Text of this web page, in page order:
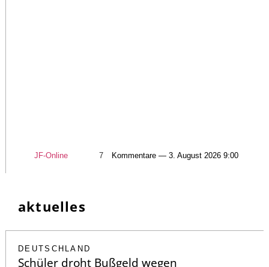
JF-Online 7 Kommentare — 3. August 2026 9:00
aktuelles
DEUTSCHLAND
Schüler droht Bußgeld wegen